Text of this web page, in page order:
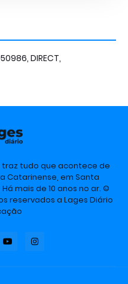
DIRECT,
traz tudo que acontece de
Catarinense, em Santa
mais de 10 anos no ar. ©
reservados a Lages Diário